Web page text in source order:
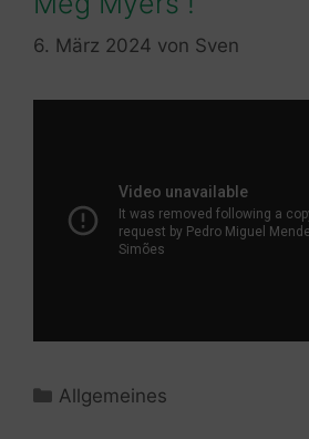
6. März 2024 von Sven
Kategorien
Allgemeines